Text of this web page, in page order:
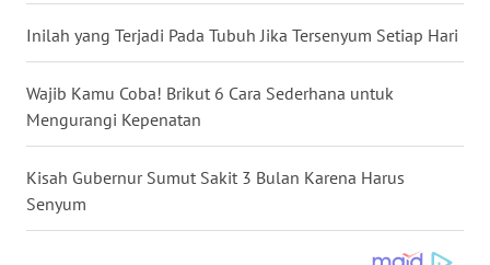
Inilah yang Terjadi Pada Tubuh Jika Tersenyum Setiap Hari
Wajib Kamu Coba! Brikut 6 Cara Sederhana untuk
Mengurangi Kepenatan
Kisah Gubernur Sumut Sakit 3 Bulan Karena Harus
Senyum
KALTARA
WN
KALSEL
WN
KALTIM
WN